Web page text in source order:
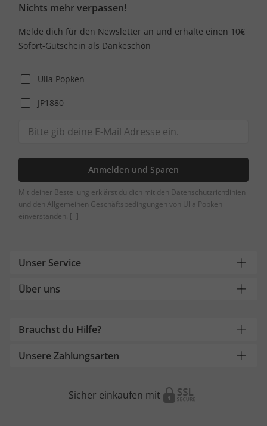
Nichts mehr verpassen!
Melde dich für den Newsletter an und erhalte einen 10€
Sofort-Gutschein als Dankeschön
Ulla Popken
JP1880
Anmelden und Sparen
Mit deiner Bestellung erklärst du dich mit den Datenschutzrichtlinien
und den Allgemeinen Geschäftsbedingungen von Ulla Popken
einverstanden. [+]
Unser Service
Über uns
Brauchst du Hilfe?
Unsere Zahlungsarten
Sicher einkaufen mit